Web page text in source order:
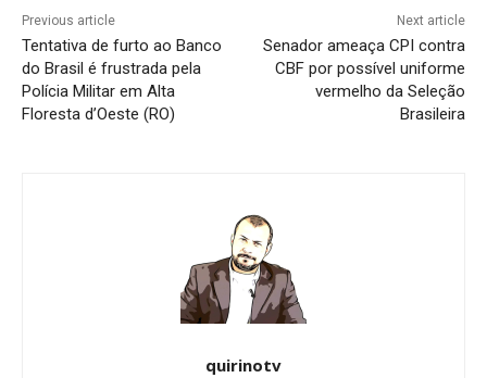
Previous article
Tentativa de furto ao Banco
do Brasil é frustrada pela
Polícia Militar em Alta
Floresta d’Oeste (RO)
Next article
Senador ameaça CPI contra
CBF por possível uniforme
vermelho da Seleção
Brasileira
quirinotv